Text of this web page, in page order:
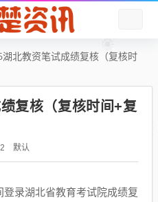
北教资笔试成绩复核（复核时
复核（复核时间+复
默认
登录湖北省教育考试院成绩复